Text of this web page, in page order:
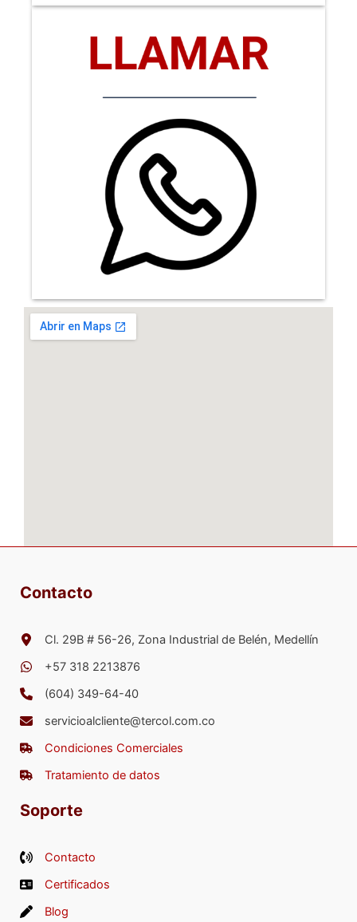
Contacto
Cl. 29B # 56-26, Zona Industrial de Belén, Medellín
+57 318 2213876
(604) 349-64-40
servicioalcliente@tercol.com.co
Condiciones Comerciales
Tratamiento de datos
Soporte
Contacto
Certificados
Blog